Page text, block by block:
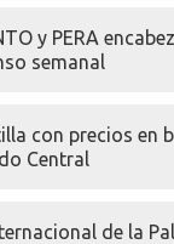
y PERA
semanal
con precios en
Central
de la